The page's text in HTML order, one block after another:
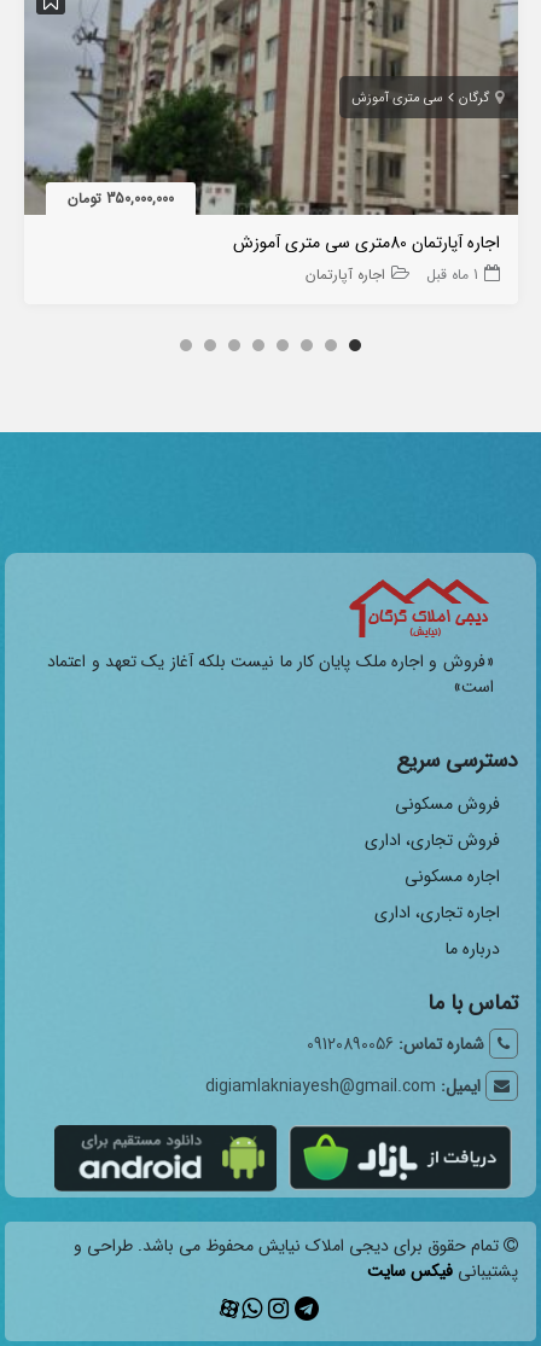
گرگان سی متری آموزش
350,000,000 تومان
اجاره آپارتمان 80متری سی متری آموزش
1 ماه قبل اجاره آپارتمان
«فروش و اجاره ملک پایان کار ما نیست بلکه آغاز یک تعهد و اعتماد
است»
دسترسی سریع
فروش مسکونی
فروش تجاری، اداری
اجاره مسکونی
اجاره تجاری، اداری
درباره ما
تماس با ما
شماره تماس: 09120890056
ایمیل: digiamlakniayesh@gmail.com
تمام حقوق برای دیجی املاک نیایش محفوظ می باشد. طراحی و
پشتیبانی فیکس سایت